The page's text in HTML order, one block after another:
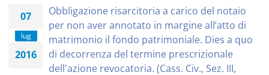
07
lug
2016
Obbligazione risarcitoria a carico del notaio
per non aver annotato in margine all’atto di
matrimonio il fondo patrimoniale. Dies a quo
di decorrenza del termine prescrizionale
dell'azione revocatoria. (Cass. Civ., Sez. III,